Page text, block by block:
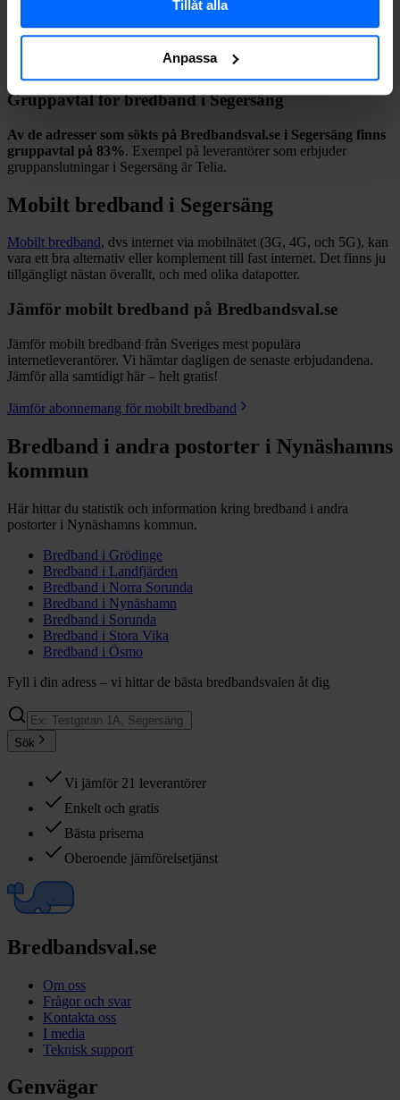
Tillåt alla
Anpassa
att göra en snabb sökning här:
Gruppavtal för bredband iSegersäng
Av de adresser som sökts på Bredbandsval.se i Segersäng finns
gruppavtal på 83%. Exempel på leverantörer som erbjuder
gruppanslutningar i Segersäng är Telia.
Mobilt bredband i Segersäng
Mobilt bredband, dvs internet via mobilnätet (3G, 4G, och 5G), kan
vara ett bra alternativ eller komplement till fast internet. Det finns ju
tillgängligt nästan överallt, och med olika datapotter.
Jämför mobilt bredband på Bredbandsval.se
Jämför mobilt bredband från Sveriges mest populära
internetleverantörer. Vi hämtar dagligen de senaste erbjudandena.
Jämför alla samtidigt här – helt gratis!
Jämför abonnemang för mobilt bredband
Bredband i andra postorter i Nynäshamns
kommun
Här hittar du statistik och information kring bredband i andra
postorter i Nynäshamns kommun.
Bredband i Grödinge
Bredband i Landfjärden
Bredband i Norra Sorunda
Bredband i Nynäshamn
Bredband i Sorunda
Bredband i Stora Vika
Bredband i Ösmo
Fyll i din adress – vi hittar de bästa bredbandsvalen åt dig
Sök
Vi jämför 21 leverantörer
Enkelt och gratis
Bästa priserna
Oberoende jämförelsetjänst
Bredbandsval.se
Om oss
Frågor och svar
Kontakta oss
I media
Teknisk support
Genvägar